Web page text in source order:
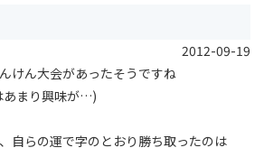
2012-09-19
けん大会があったそうですね
まり興味が…)
自らの運で字のとおり勝ち取ったのは